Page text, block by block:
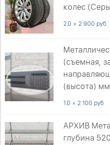
колес
2.0 × 2 900 руб
(съемная,
(высота)
1.0 × 2 100 руб
АРХИВ
глубина